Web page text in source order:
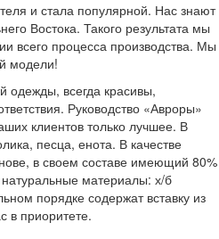
и стала популярной. Нас знают
Востока. Такого результата мы
всего процесса производства. Мы
модели!
одежды, всегда красивы,
Руководство «Авроры»
клиентов только лучшее. В
песца, енота. В качестве
в своем составе имеющий 80%
материалы: х/б
порядке содержат вставку из
в приоритете.